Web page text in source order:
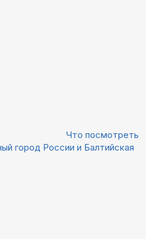
Что посмотреть
город России и Балтийская